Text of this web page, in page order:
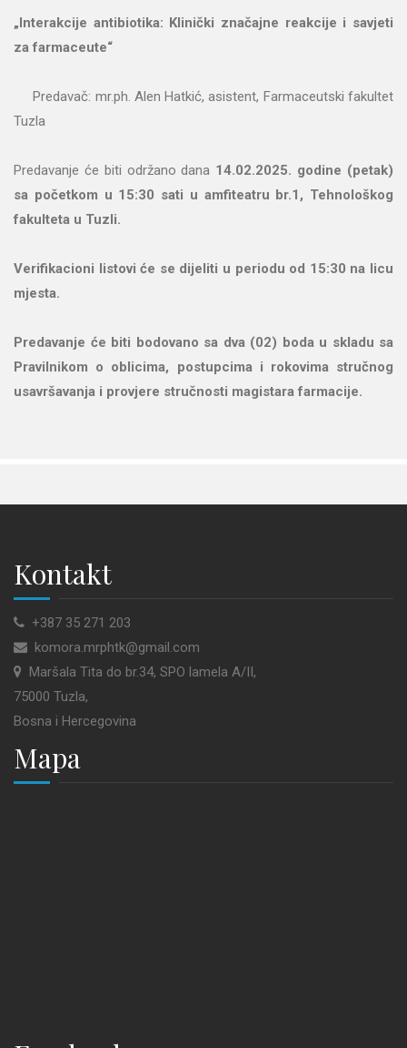
„Interakcije antibiotika: Klinički značajne reakcije i savjeti
za farmaceute“
Predavač: mr.ph. Alen Hatkić, asistent, Farmaceutski fakultet
Tuzla
Predavanje će biti održano dana 14.02.2025. godine (petak)
sa početkom u 15:30 sati u amfiteatru br.1, Tehnološkog
fakulteta u Tuzli.
Verifikacioni listovi će se dijeliti u periodu od 15:30 na licu
mjesta.
Predavanje će biti bodovano sa dva (02) boda u skladu sa
Pravilnikom o oblicima, postupcima i rokovima stručnog
usavršavanja i provjere stručnosti magistara farmacije.
Kontakt
+387 35 271 203
komora.mrphtk@gmail.com
Maršala Tita do br.34, SPO lamela A/II,
75000 Tuzla,
Bosna i Hercegovina
Mapa